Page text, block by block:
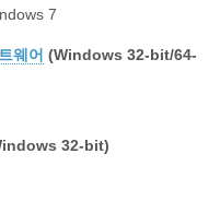
7
웨어 (Windows 32-bit/64-
32-bit)